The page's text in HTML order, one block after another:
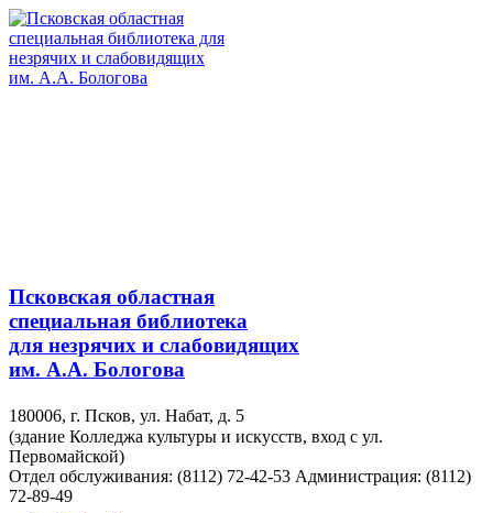
Псковская областная
специальная библиотека
для незрячих и слабовидящих
им. А.А. Бологова
180006, г. Псков, ул. Набат, д. 5
(здание Колледжа культуры и искусств, вход с ул.
Первомайской)
Отдел обслуживания: (8112) 72-42-53 Администрация: (8112)
72-89-49